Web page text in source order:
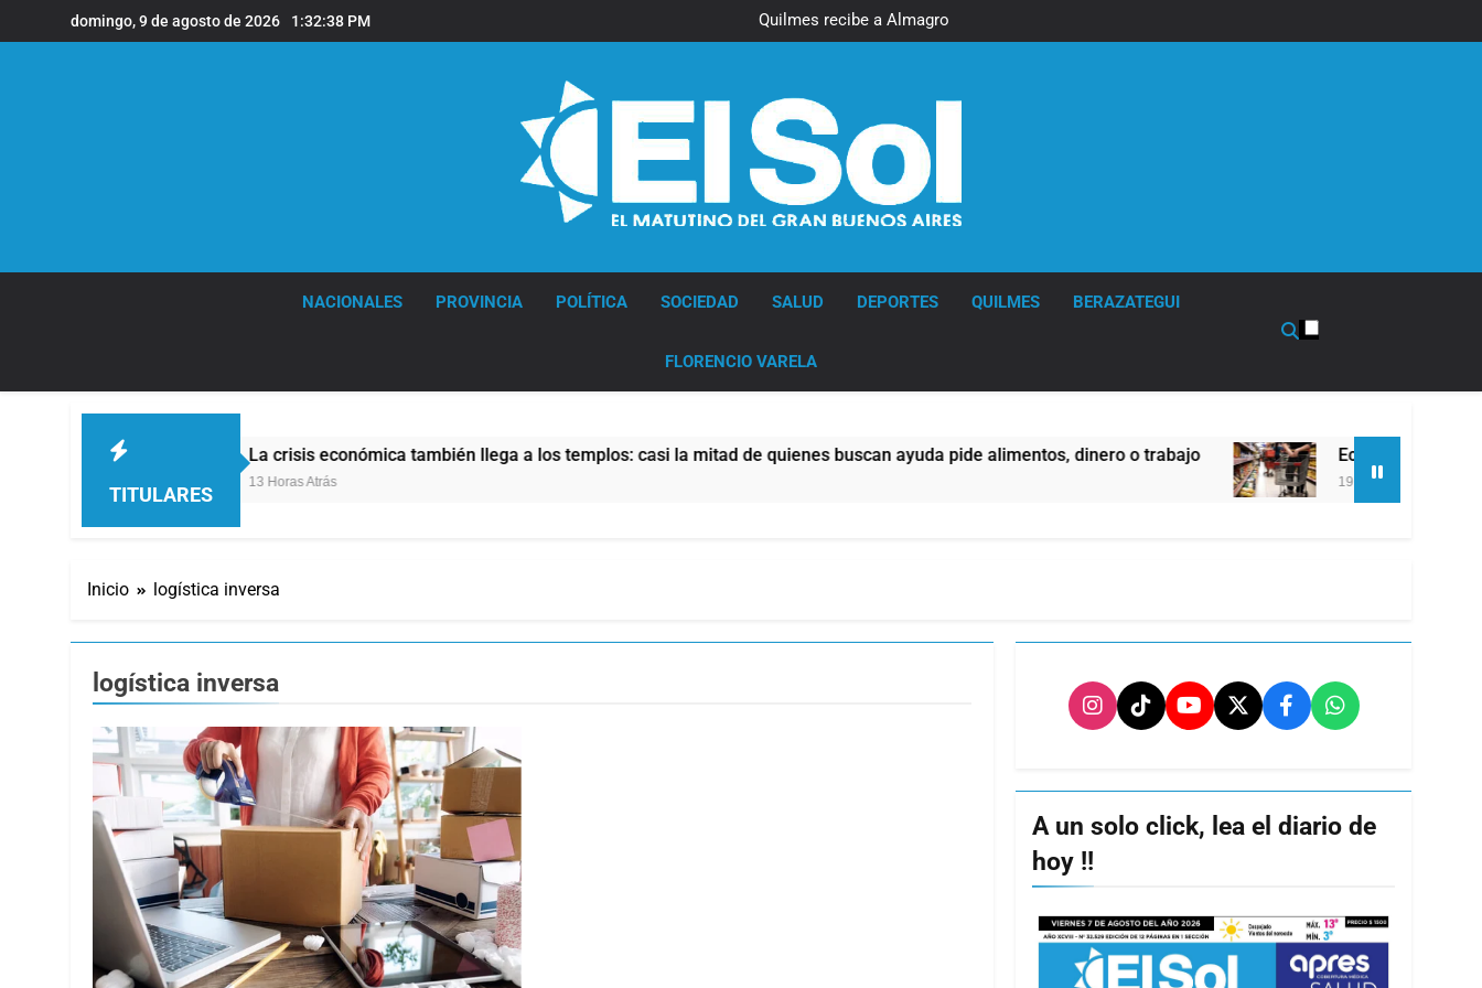
al
domingo, 9 de agosto de 2026 1:32:39 PM
Quilmes recibe a Almagro con
la mira puesta en el Reducido
NACIONALES PROVINCIA POLÍTICA SOCIEDAD SALUD DEPORTES QUILMES BERAZATEGUI
FLORENCIO VARELA
TITULARES
La crisis económica también llega a los templos: casi la mitad de quienes buscan ayuda pide alimentos, dinero o trabajo Economía en dos velocidades
19 Horas Atrás
Inicio logística inversa
logística inversa
A un solo click, lea el diario de
hoy !!